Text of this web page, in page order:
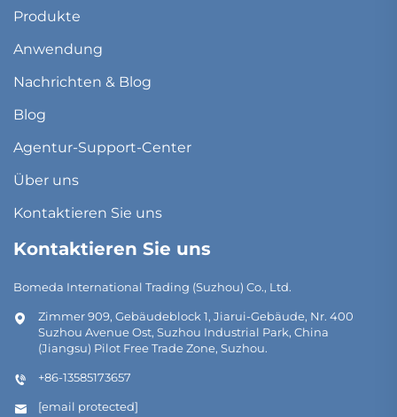
Produkte
Anwendung
Nachrichten & Blog
Blog
Agentur-Support-Center
Über uns
Kontaktieren Sie uns
Kontaktieren Sie uns
Bomeda International Trading (Suzhou) Co., Ltd.
Zimmer 909, Gebäudeblock 1, Jiarui-Gebäude, Nr. 400
Suzhou Avenue Ost, Suzhou Industrial Park, China
(Jiangsu) Pilot Free Trade Zone, Suzhou.
+86-13585173657
[email protected]